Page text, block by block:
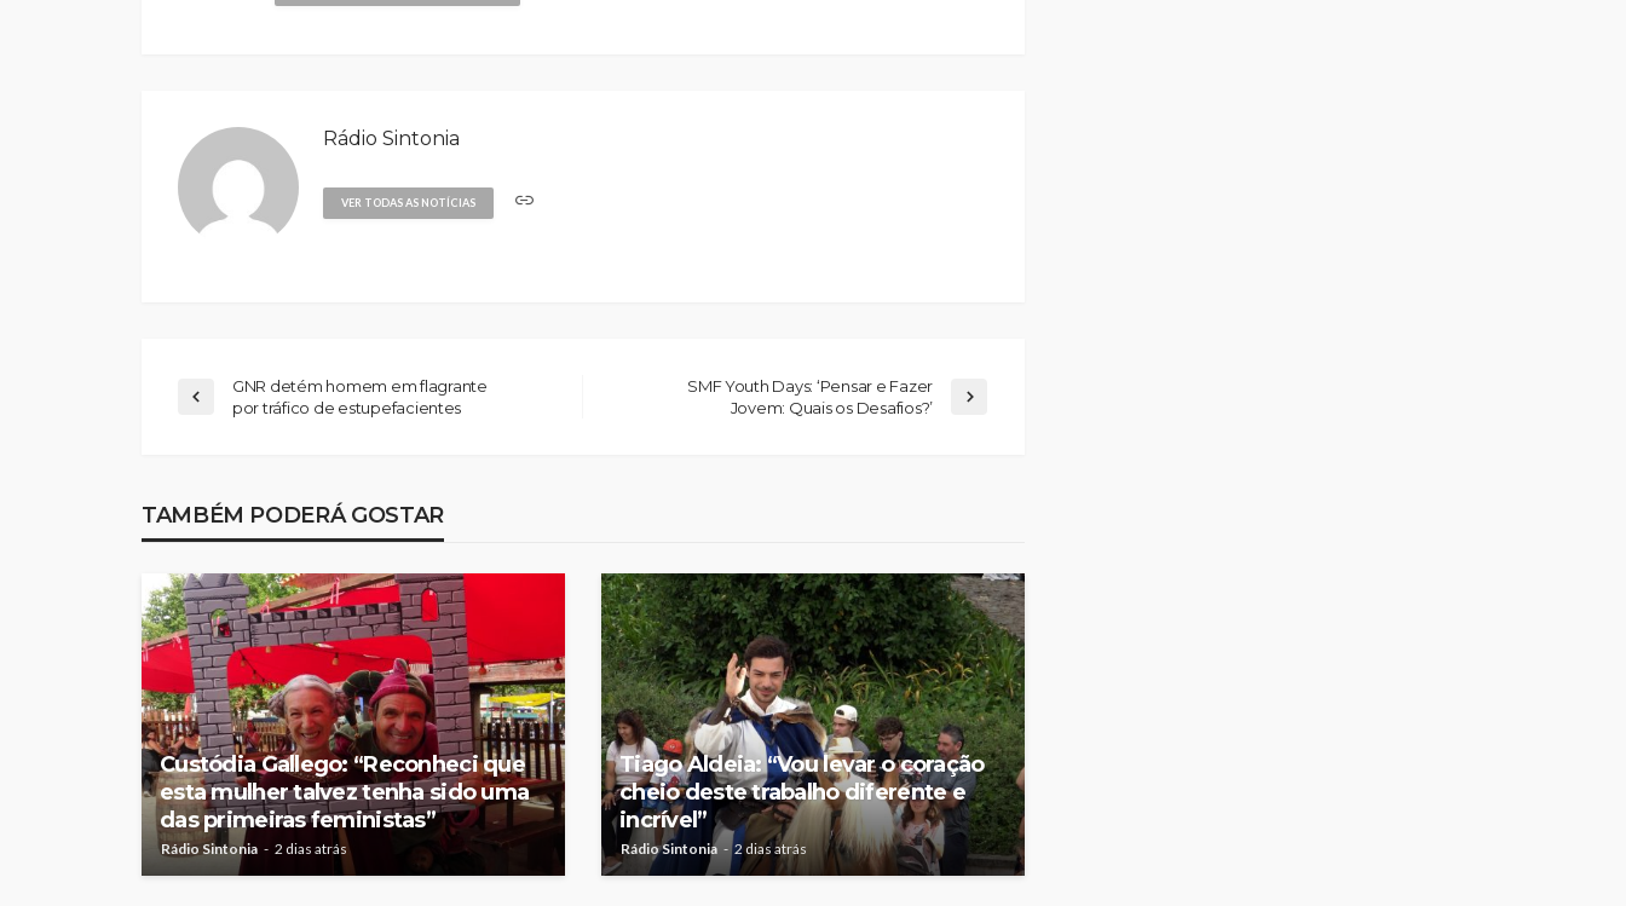
Rádio Sintonia
VER TODAS AS NOTÍCIAS
GNR detém homem em flagrante
por tráfico de estupefacientes
SMF Youth Days: ‘Pensar e Fazer
Jovem: Quais os Desafios?’
TAMBÉM PODERÁ GOSTAR
Custódia Gallego: “Reconheci que
esta mulher talvez tenha sido uma
das primeiras feministas”
Rádio Sintonia 2 dias atrás
Tiago Aldeia: “Vou levar o coração
cheio deste trabalho diferente e
incrível”
Rádio Sintonia 2 dias atrás